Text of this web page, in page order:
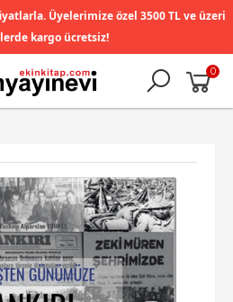
Üyelerimize özel 3500 TL ve üzeri
kargo ücretsiz!
0